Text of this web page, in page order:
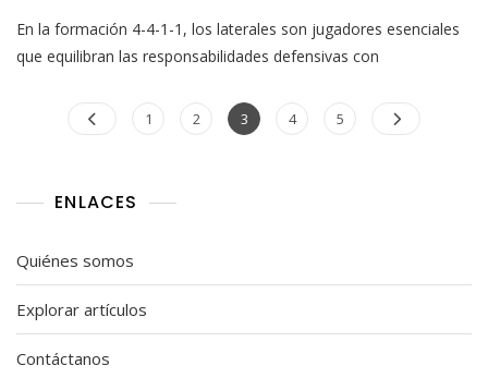
4-
1-
De
Laterales:
En la formación 4-4-1-1, los laterales son jugadores esenciales
que equilibran las responsabilidades defensivas con
Posts
Page
1 Page
2 Page
3 Page
4 Page
5
ENLACES
Quiénes somos
Explorar artículos
Contáctanos